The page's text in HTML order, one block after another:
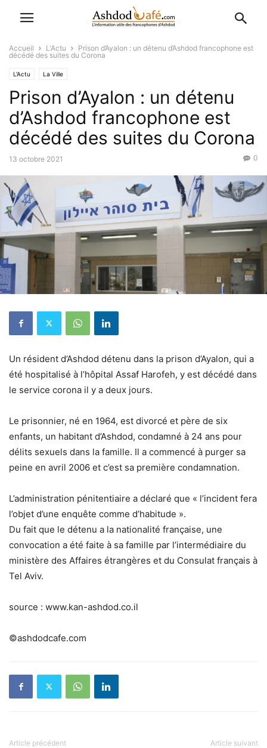
Accueil L'Actu
Prison d’Ayalon : un détenu d’Ashdod francophone est
décédé des suites du Corona
L'Actu La Ville
Prison d’Ayalon : un détenu
d’Ashdod francophone est
décédé des suites du Corona
13 octobre 2021 0
Un résident d’Ashdod détenu dans la prison d’Ayalon, qui a
été hospitalisé à l’hôpital Assaf Harofeh, y est décédé dans
le service corona il y a deux jours.
Le prisonnier, né en 1964, est divorcé et père de six
enfants, un habitant d’Ashdod, condamné à 24 ans pour
délits sexuels dans la famille. Il a commencé à purger sa
peine en avril 2006 et c’est sa première condamnation.
L’administration pénitentiaire a déclaré que « l’incident fera
l’objet d’une enquête comme d’habitude ».
Du fait que le détenu a la nationalité française, une
convocation a été faite à sa famille par l’intermédiaire du
ministère des Affaires étrangères et du Consulat français à
Tel Aviv.
source : www.kan-ashdod.co.il
©ashdodcafe.com
Article précédent Article suivant